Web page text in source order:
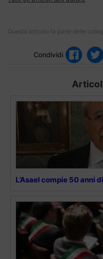
Questo articolo fa parte delle
Condividi
L’Asael compie 50 anni